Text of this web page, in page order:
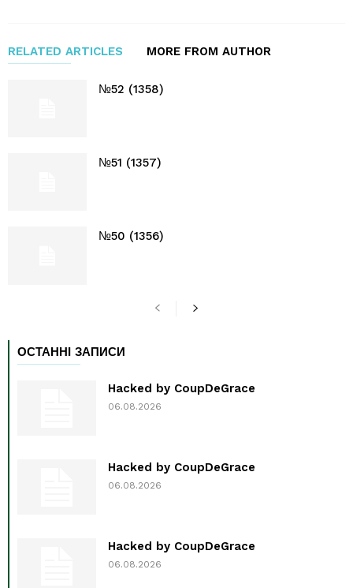
RELATED ARTICLES MORE FROM AUTHOR
№52 (1358)
№51 (1357)
№50 (1356)
ОСТАННІ ЗАПИСИ
Hacked by CoupDeGrace
06.08.2026
Hacked by CoupDeGrace
06.08.2026
Hacked by CoupDeGrace
06.08.2026